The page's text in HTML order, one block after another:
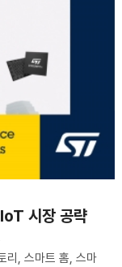
시장 공략
, 스마트 홈, 스마